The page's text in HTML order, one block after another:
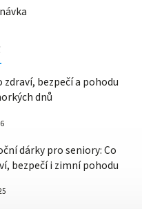
bezpečí a pohodu
dnů
dárky pro seniory: Co
bezpečí i zimní pohodu